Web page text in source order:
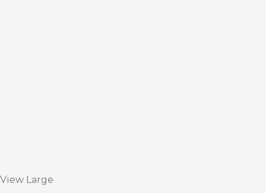
View Large